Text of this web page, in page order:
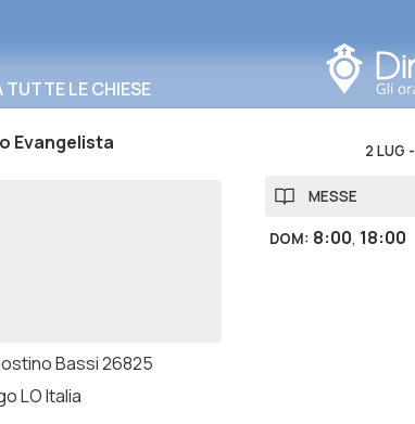
LE CHIESE
Evangelista
Bassi 26825
LO Italia
2 LUG -
MESSE
DOM: 8:00, 18:00